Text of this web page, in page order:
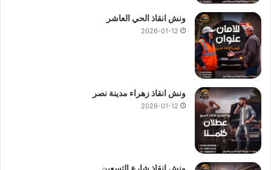
ونش انقاذ الحي العاشر
2026-01-12
ونش انقاذ زهراء مدينة نصر
2026-01-12
ونش انقاذ شارع التسعين